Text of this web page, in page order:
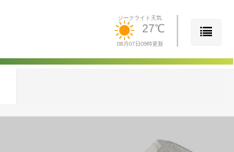
ジークライト天気
27℃
08月07日09時更新